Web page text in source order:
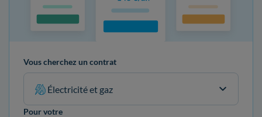
Vous cherchez un contrat
Électricité et gaz
Pour votre